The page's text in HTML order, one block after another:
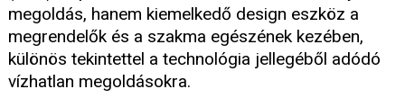
megoldás, hanem kiemelkedő design eszköz a
megrendelők és a szakma egészének kezében,
különös tekintettel a technológia jellegéből adódó
vízhatlan megoldásokra.